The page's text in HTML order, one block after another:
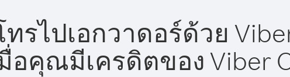
ทรไปเอกวาดอร์ด้วย
อคุณมีเครดิตของ Viber